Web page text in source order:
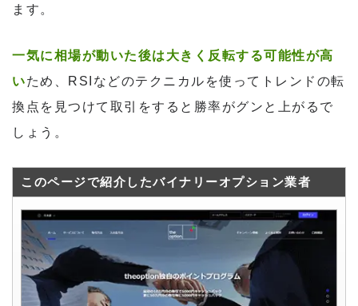
ます。
一気に相場が動いた後は大きく反転する可能性が高
いため、RSIなどのテクニカルを使ってトレンドの転
換点を見つけて取引をすると勝率がグンと上がるで
しょう。
このページで紹介したバイナリーオプション業者